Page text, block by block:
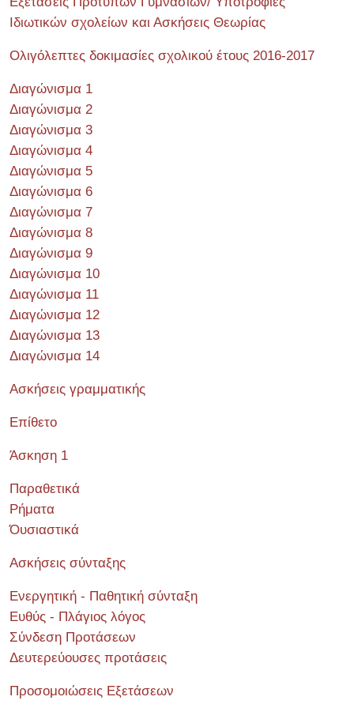
Ιδιωτικών σχολείων και Ασκήσεις Θεωρίας
Ολιγόλεπτες δοκιμασίες σχολικού έτους 2016-2017
Διαγώνισμα 1
Διαγώνισμα 2
Διαγώνισμα 3
Διαγώνισμα 4
Διαγώνισμα 5
Διαγώνισμα 6
Διαγώνισμα 7
Διαγώνισμα 8
Διαγώνισμα 9
Διαγώνισμα 10
Διαγώνισμα 11
Διαγώνισμα 12
Διαγώνισμα 13
Διαγώνισμα 14
Ασκήσεις γραμματικής
Επίθετο
Άσκηση 1
Παραθετικά
Ρήματα
Όυσιαστικά
Ασκήσεις σύνταξης
Ενεργητική - Παθητική σύνταξη
Ευθύς - Πλάγιος λόγος
Σύνδεση Προτάσεων
Δευτερεύουσες προτάσεις
Προσομοιώσεις Εξετάσεων